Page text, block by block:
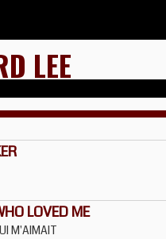
LEE
LOVED ME
M'AIMAIT